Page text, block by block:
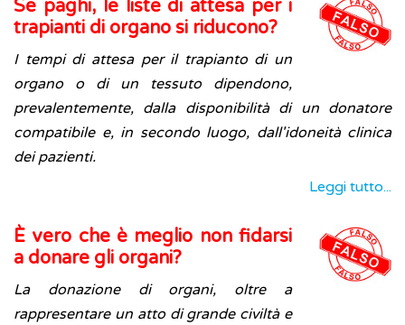
Se paghi, le liste di attesa per i
trapianti di organo si riducono?
I tempi di attesa per il trapianto di un
organo o di un tessuto dipendono,
prevalentemente, dalla disponibilità di un donatore
compatibile e, in secondo luogo, dall'idoneità clinica
dei pazienti.
Leggi tutto...
È vero che è meglio non fidarsi
a donare gli organi?
La donazione di organi, oltre a
rappresentare un atto di grande civiltà e